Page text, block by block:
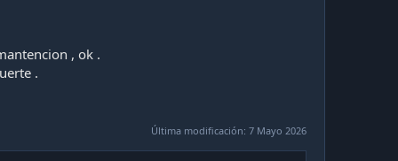
, ok .
.
Última modificación: 7 Mayo 2026